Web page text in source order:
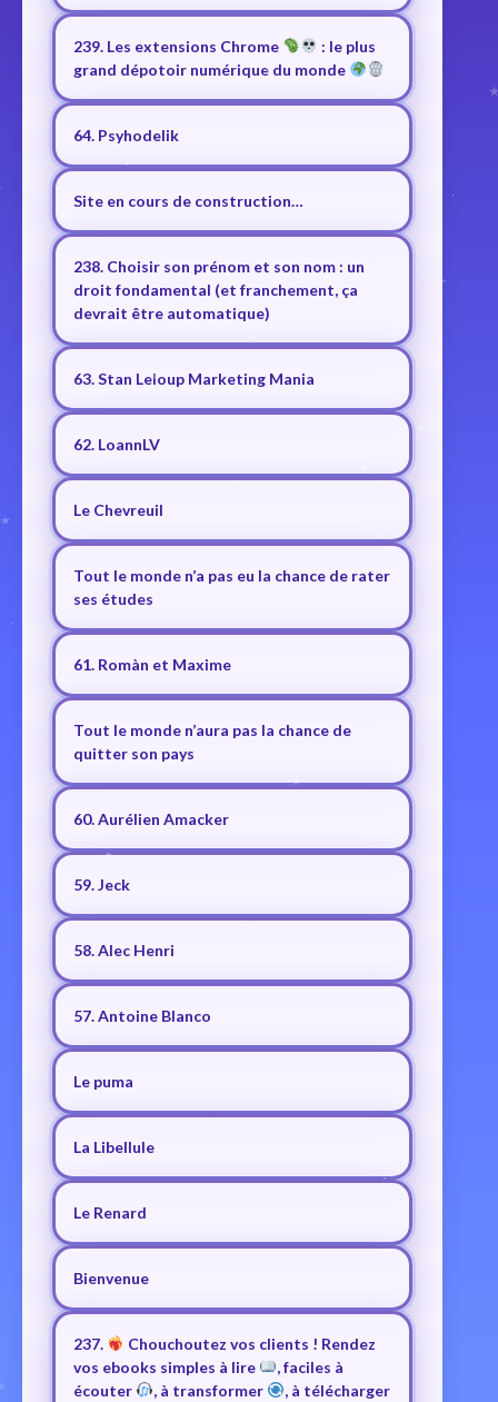
239. Les extensions Chrome
: le plus
grand dépotoir numérique du monde
64. Psyhodelik
Site en cours de construction…
238. Choisir son prénom et son nom : un
droit fondamental (et franchement, ça
devrait être automatique)
63. Stan Leloup Marketing Mania
62. LoannLV
Le Chevreuil
Tout le monde n’a pas eu la chance de rater
ses études
61. Romàn et Maxime
Tout le monde n’aura pas la chance de
quitter son pays
60. Aurélien Amacker
59. Jeck
58. Alec Henri
57. Antoine Blanco
Le puma
La Libellule
Le Renard
Bienvenue
237.
Chouchoutez vos clients ! Rendez
vos ebooks simples à lire
, faciles à
écouter
, à transformer
, à télécharger